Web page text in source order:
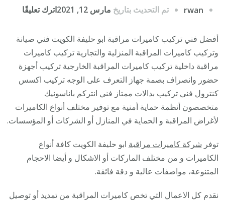
rwan تم التحديث بتاريخ مارس 12, 2021 اترك تعليقًا
/
فني
أفضل فني تركيب كاميرات مراقبة ابو حليفة الكويت فني صيانة
وتركيب كاميرات المراقبة المنزلية والتجارية تركيب كاميرات
مراقبة داخلية تركيب كاميرات المراقبة الخارجية تركيب أجهزة
حضور وانصراف بصمة جهاز التعرف على الوجه تركيب اكسس
كنترول فني تركيب بدالات ممتاز فني انتركم باناسونيك
متخصصون أنظمة حماية أمنية مع توفير مختلف أنواع الكاميرات
لأغراض المراقبة و الحماية في المنازل أو الشركات أو المؤسسات.
توفر شركة كاميرات مراقبة ابو حليفة الكويت كافة أنواع
الكاميرات و من مختلف الماركات أو الاشكال و أيضا الاحجام
المتنوعة، مواصفات عالية و دقة فائقة.
نقدم كل الاعمال التي تخص كاميرات المراقبة من تمديد أو توصيل